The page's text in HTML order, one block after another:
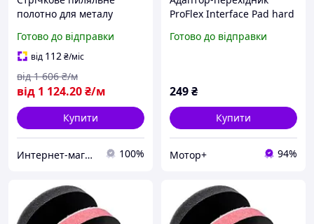
полотно для металу
27*0.9*3/4TPI M42
PROFLEX
Готово до відправки
від 112₴/міс
від 1 124.20₴/м
від 1 606 ₴/м
Купити
Интернет-магазин "Мир Всего" 100%
ProFlex Interface Pad hard
Готово до відправки
249₴
Купити
Мотор+ 94%